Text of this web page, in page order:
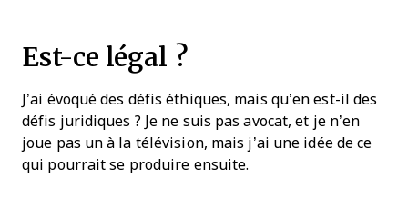
Est-ce légal ?
J’ai évoqué des défis éthiques, mais qu’en est-il des
défis juridiques ? Je ne suis pas avocat, et je n’en
joue pas un à la télévision, mais j’ai une idée de ce
qui pourrait se produire ensuite.